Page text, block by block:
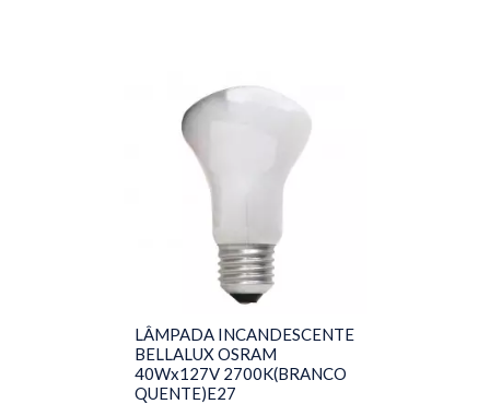
LÂMPADA INCANDESCENTE
BELLALUX OSRAM
40Wx127V 2700K(BRANCO
QUENTE)E27